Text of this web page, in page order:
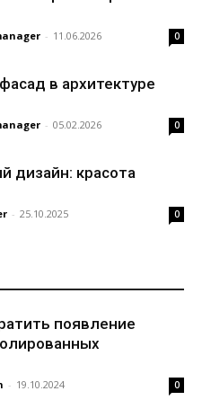
- 11.06.2026 0
в архитектуре
- 05.02.2026 0
дизайн: красота
- 25.10.2025 0
появление
- 19.10.2024 0